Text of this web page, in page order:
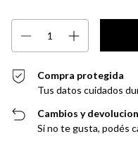
Compra protegida
Tus datos cuidados
Cambios y
Si no te gusta, podés